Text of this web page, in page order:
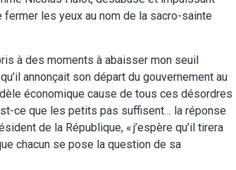
les yeux au nom de la sacro-sainte
à des moments à abaisser mon seuil
annonçait son départ du gouvernement au
économique cause de tous ces désordres
ce que les petits pas suffisent… la réponse
de la République, «j’espère qu’il tirera
chacun se pose la question de sa